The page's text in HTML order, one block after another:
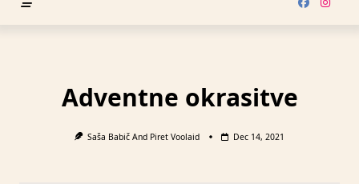
Adventne okrasitve
Saša Babič And Piret Voolaid Dec 14, 2021